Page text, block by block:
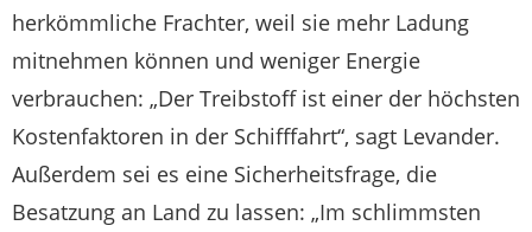
herkömmliche Frachter, weil sie mehr Ladung
mitnehmen können und weniger Energie
verbrauchen: „Der Treibstoff ist einer der höchsten
Kostenfaktoren in der Schifffahrt“, sagt Levander.
Außerdem sei es eine Sicherheitsfrage, die
Besatzung an Land zu lassen: „Im schlimmsten